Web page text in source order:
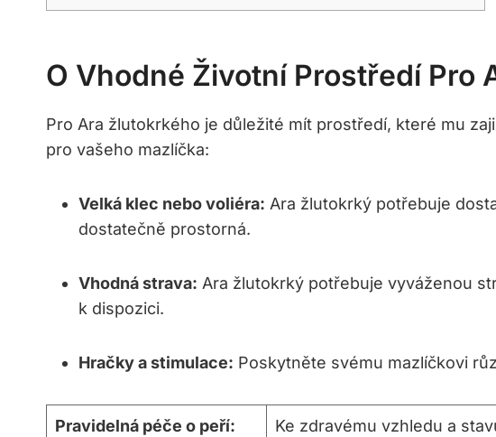
O Vhodné Životní Prostředí Pro
Pro Ara žlutokrkého je důležité mít prostředí, které mu
pro vašeho mazlíčka:
Velká klec nebo voliéra: Ara žlutokrký potřebuje
dostatečně prostorná.
Vhodná strava: Ara žlutokrký potřebuje vyváženou
k dispozici.
Hračky a stimulace: Poskytněte svému mazlíčkovi
Pravidelná péče o peří: Ke zdravému vzhledu a